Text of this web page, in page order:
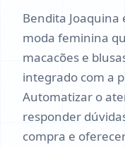
Bendita
moda feminina
macacões e
integrado com a
Automatizar o
responder
compra e